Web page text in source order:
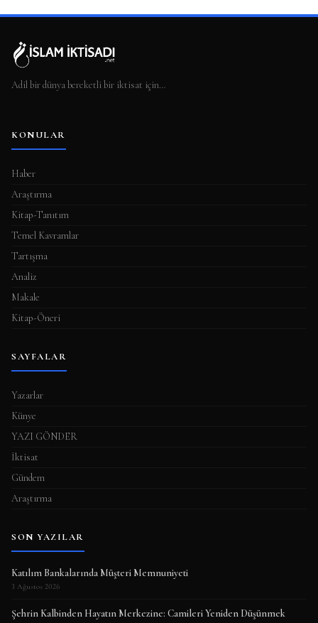
Adil bir dünya bereketli bir iktisat için…
KONULAR
Haber
Araştırma
Kitap-Tanıtım
Temel Kavramlar
Tartışma
Analiz
Makale
Kitap-Öneri
SAYFALAR
Yazarlar
Künye
YAZI GÖNDER
İktisat
Gündem
Araştırma
SON YAZILAR
Katılım Bankalarında Müşteri Memnuniyeti
3 Ağustos 2026
Şehrin Kalbinden Hayatın Merkezine: Camileri Yeniden Düşünmek